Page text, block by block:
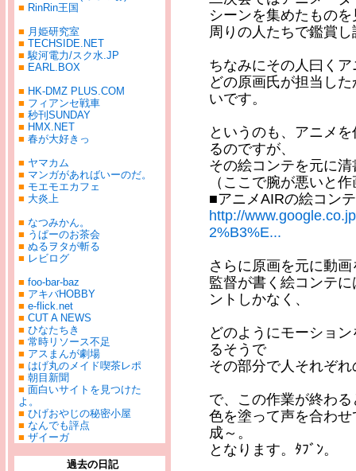
■ RinRin王国
■ 月姫研究室
■ TECHSIDE.NET
■駿河電力/スク水.JP
■ EARL.BOX
■ HK-DMZ PLUS.COM
■ フィアンセ戦車
■ 秒刊SUNDAY
■ HMX.NET
■ 春が大好きっ
■ ヤマカム
■ マンガがあればいーのだ。
■ モエモエカフェ
■ 大炎上
■ なつみかん。
■ うぱーのお茶会
■ ぬるヲタが斬る
■ レビログ
■ foo-bar-baz
■ アキバHOBBY
■ e-flick.net
■ CUT A NEWS
■ ひなたちき
■ 常時リソース不足
■ アスまんが劇場
■ はげ丸のメイド喫茶レポ
■ 朝目新聞
■ 面白いサイトを見つけた
よ。
■ ひげおやじの秘密小屋
■ なんでも評点
■ ザイーガ
過去の日記
シーンを集めたもの
周りの人たちで鑑賞
ちなみにその人曰く
どの原画氏が担当し
いです。
というのも、アニメ
るのですが、
その絵コンテを元に
（ここで腕が悪いと
■アニメAIRの絵コンテ
http://
2%B3%E...
さらに原画を元に動
監督が書く絵コンテ
ントしかなく、
どのようにモーショ
るそうで
その部分で人それぞ
で、この作業が終わる
色を塗って声を合わ
成～。
となります。ﾀﾌﾞﾝ。